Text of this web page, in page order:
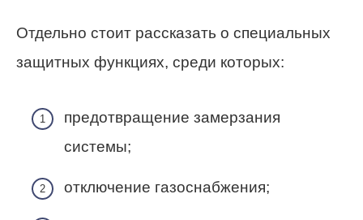
Отдельно стоит рассказать о специальных
защитных функциях, среди которых:
предотвращение замерзания
системы;
отключение газоснабжения;